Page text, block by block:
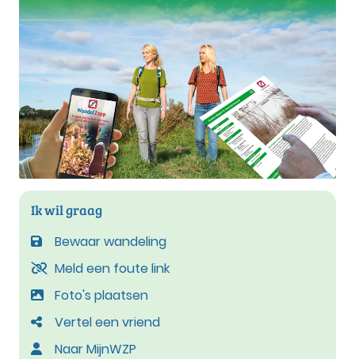
Ik wil graag
Bewaar wandeling
Meld een foute link
Foto's plaatsen
Vertel een vriend
Naar MijnWZP